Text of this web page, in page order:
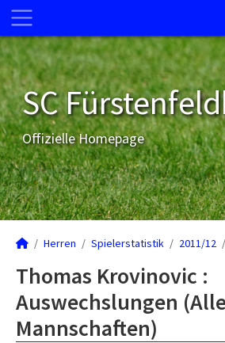
SC
Offizielle Homepage
Herren Spielerstatistik 2011/12
Thomas Krovinovic :
Auswechslungen
Mannschaften)